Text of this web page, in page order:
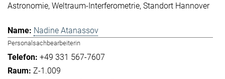
Astronomie Weltraum-Interferometrie Standort Hannover
Nadine Atanassov
Personalsachbearbeiterin
+49 331 567-7607
Z-1.009